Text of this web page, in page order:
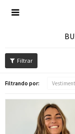

Filtrando por: